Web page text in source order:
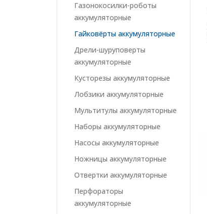
Газонокосилки-роботы
аккумуляторные
Гайковёрты аккумуляторные
Дрели-шуруповерты
аккумуляторные
Кусторезы аккумуляторные
Лобзики аккумуляторные
Мультитулы аккумуляторные
Наборы аккумуляторные
Насосы аккумуляторные
Ножницы аккумуляторные
Отвертки аккумуляторные
Перфораторы
аккумуляторные